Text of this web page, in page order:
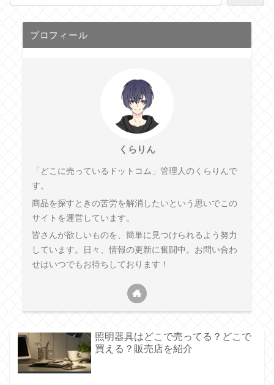
プロフィール
くらりん
「どこに売っているドットコム」管理人のくらりんで
す。
商品を探すときの苦労を解消したいという思いでこの
サイトを運営しています。
皆さんが欲しいものを、簡単に見つけられるよう努力
しています。日々、情報の更新に奮闘中。お問い合わ
せはいつでもお待ちしております！
照明器具はどこで売ってる？どこで
買える？販売店を紹介